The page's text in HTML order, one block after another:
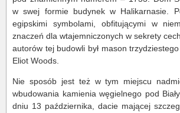
w swej formie budynek w Halikarnasie.
egipskimi symbolami, obfitującymi w
znaczeń dla wtajemniczonych w sekrety
autorów tej budowli był mason
Eliot Woods.
Nie sposób jest też w tym miejscu
wbudowania kamienia węgielnego pod
dniu 13 października, dacie mającej